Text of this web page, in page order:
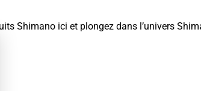
Shimano ici et plongez dans l’univers